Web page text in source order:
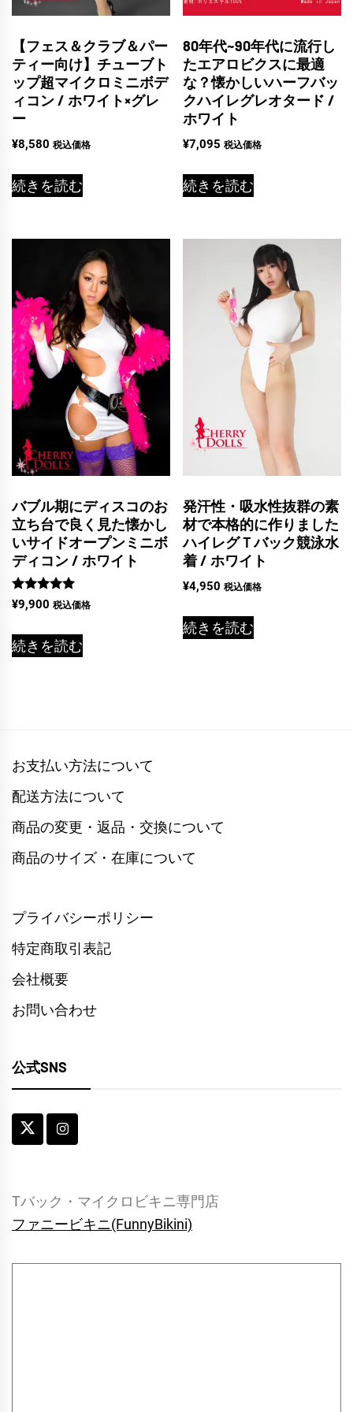
【フェス＆クラブ＆パー
ティー向け】チューブト
ップ超マイクロミニボデ
ィコン / ホワイト×グレ
ー
¥8,580 税込価格
続きを読む
80年代~90年代に流行し
たエアロビクスに最適
な？懐かしいハーフバッ
クハイレグレオタード /
ホワイト
¥7,095 税込価格
続きを読む
バブル期にディスコのお
立ち台で良く見た懐かし
いサイドオープンミニボ
ディコン / ホワイト
5段階中
5.00
¥9,900 税込価格
続きを読む
発汗性・吸水性抜群の素
材で本格的に作りました
ハイレグＴバック競泳水
着 / ホワイト
¥4,950 税込価格
続きを読む
お支払い方法について
配送方法について
商品の変更・返品・交換について
商品のサイズ・在庫について
プライバシーポリシー
特定商取引表記
会社概要
お問い合わせ
公式SNS
Tバック・マイクロビキニ専門店
ファニービキニ(FunnyBikini)